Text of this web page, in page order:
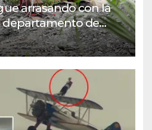
arrasando con la
departamento de